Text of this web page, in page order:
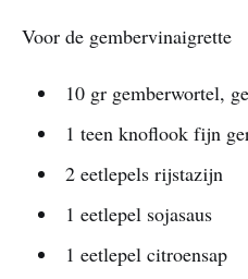
Voor de gembervinaigrette
10 gr gemberwortel,
1 teen knoflook fijn
2 eetlepels rijstazijn
1 eetlepel sojasaus
1 eetlepel citroensap